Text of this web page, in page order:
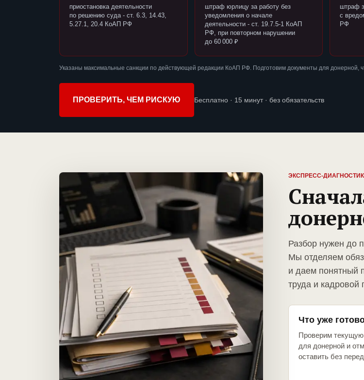
приостановка деятельности
по решению суда - ст. 6.3, 14.43,
5.27.1, 20.4 КоАП РФ
штраф юрлицу за работу без
уведомления о начале
деятельности - ст. 19.7.5-1 КоАП
РФ, при повторном нарушении
до 60 000 ₽
штраф
с
РФ
Указаны максимальные санкции по действующей редакции КоАП РФ. Подготовим документы для
ПРОВЕРИТЬ, ЧЕМ РИСКУЮ Бесплатно · 15 минут · без обязательств
ЭКСПРЕСС-
Разбор нужен до
Мы отделяем
и даем понятный
труда и кадровой
Что уже
Проверим
для донерной и
оставить без